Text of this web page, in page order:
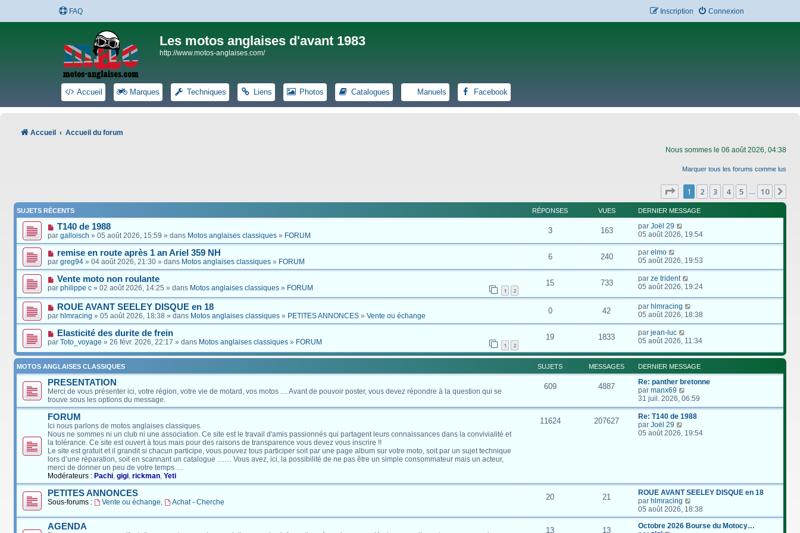
FAQ Connexion
Inscription
Les motos anglaises d'avant 1983
http://www.motos-anglaises.com/
Accueil Marques Techniques Liens Photos Catalogues Manuels Facebook
Accueil Accueil du forum
Nous sommes le 06 août 2026, 04:38
Marquer tous les forums comme lus
Page 1sur10
1 2 3 4 5 10
SUJETS RÉCENTS RÉPONSES VUES DERNIER MESSAGE
T140 de 1988
par galloisch » 05 août 2026, 15:59 » dans Motos anglaises classiques » FORUM
3 163 par Joël 29
05 août 2026, 19:54
remise en route après 1 an Ariel 359 NH
par greg94 » 04 août 2026, 21:30 » dans Motos anglaises classiques » FORUM
6 240 par elmo
05 août 2026, 19:53
Vente moto non roulante
1 2
par philippe c » 02 août 2026, 14:25 » dans Motos anglaises classiques » FORUM
15 733 par ze trident
05 août 2026, 19:24
ROUE AVANT SEELEY DISQUE en 18
par hlmracing » 05 août 2026, 18:38 » dans Motos anglaises classiques » PETITES ANNONCES » Vente ou échange
0 42 par hlmracing
05 août 2026, 18:38
Elasticité des durite de frein
1 2
par Toto_voyage » 26 févr. 2026, 22:17 » dans Motos anglaises classiques » FORUM
19 1833 par jean-luc
05 août 2026, 11:34
MOTOS ANGLAISES CLASSIQUES SUJETS MESSAGES DERNIER MESSAGE
PRESENTATION
Merci de vous présenter ici, votre région, votre vie de motard, vos motos .... Avant de pouvoir poster, vous devez répondre à la question qui se
trouve sous les options du message.
609 4887
Re: panther bretonne
par manx69
o
n
s
l
e
r
n
e
31 juil. 2026, 06:59
FORUM
Ici nous parlons de motos anglaises classiques.
Nous ne sommes ni un club ni une association. Ce site est le travail d'amis passionnés qui partagent leurs connaissances dans la convivialité et
la tolérance. Ce site est ouvert à tous mais pour des raisons de transparence vous devez vous inscrire !!
Le site est gratuit et il grandit si chacun participe, vous pouvez tous participer soit par une page album sur votre moto, soit par un sujet technique
lors d’une réparation, soit en scannant un catalogue …… Vous avez, ici, la possibilité de ne pas être un simple consommateur mais un acteur,
merci de donner un peu de votre temps …
Modérateurs : Pachi, gigi, rickman, Yeti
11624 207627
Re: T140 de 1988
par Joël 29
o
e
r
e
d
e
05 août 2026, 19:54
PETITES ANNONCES
Sous-forums : Vente ou échange, Achat - Cherche
20 21
ROUE AVANT SEELEY DISQUE en 18
par hlmracing
o
n
s
05 août 2026, 18:38
AGENDA 13 13
Octobre 2026 Bourse du Motocy…